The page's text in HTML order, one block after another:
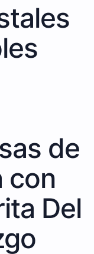
de
con
Del